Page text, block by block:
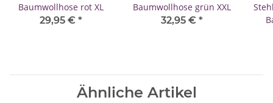
Baumwollhose rot XL
29,95 € *
Baumwollhose grün XXL
32,95 € *
Ähnliche Artikel